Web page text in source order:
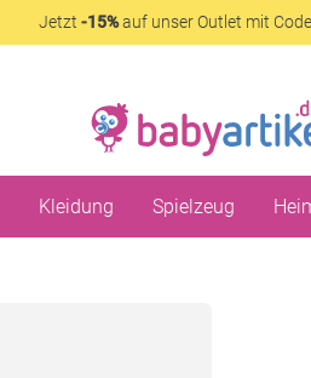
Jetzt -15%auf unser Outlet mit
Kleidung Spielzeug